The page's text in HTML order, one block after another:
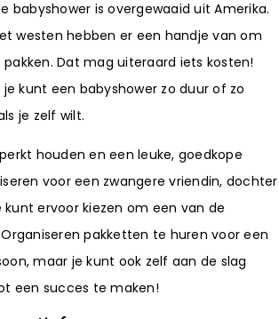
babyshower is overgewaaid uit Amerika.
westen hebben er een handje van om
Dat mag uiteraard iets kosten!
kunt een babyshower zo duur of zo
je zelf wilt.
houden en een leuke, goedkope
voor een zwangere vriendin, dochter
kunt ervoor kiezen om een van de
pakketten te huren voor een
maar je kunt ook zelf aan de slag
een succes te maken!